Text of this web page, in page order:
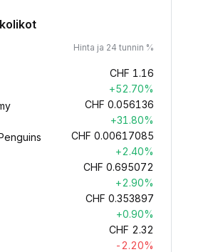
Hinta ja 24 tunnin %
CHF 1.16
+52.70%
CHF 0.056136
+31.80%
CHF 0.00617085
+2.40%
CHF 0.695072
+2.90%
CHF 0.353897
+0.90%
CHF 2.32
-2.20%